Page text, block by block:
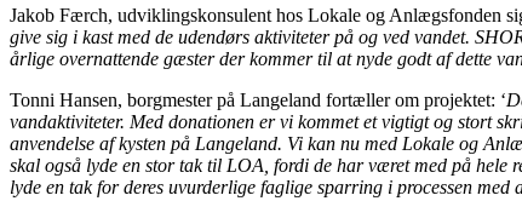
Jakob Færch, udviklingskonsulent hos Lokale og Anlægsfonden
give sig i kast med de udendørs aktiviteter på og ved vandet.
årlige overnattende gæster der kommer til at nyde godt af dette
Tonni Hansen, borgmester på Langeland fortæller om projektet: ‘
vandaktiviteter. Med donationen er vi kommet et vigtigt og stort
anvendelse af kysten på Langeland. Vi kan nu med Lokale og
skal også lyde en stor tak til LOA, fordi de har været med på hele
lyde en tak for deres uvurderlige faglige sparring i processen